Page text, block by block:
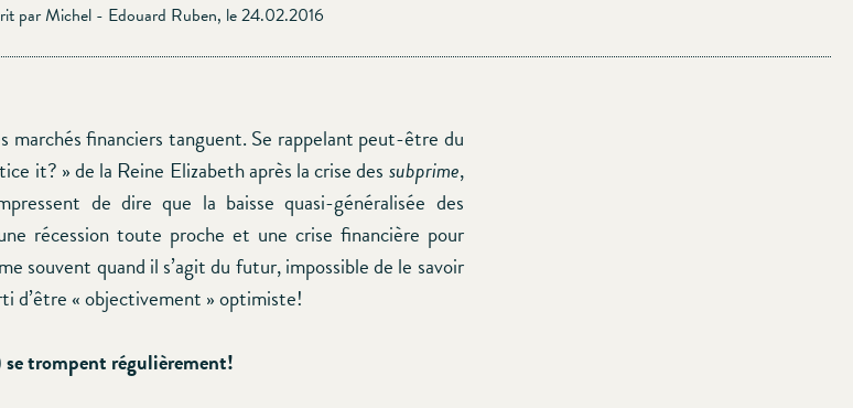
par Michel - Edouard Ruben, le 24.02.2016
marchés financiers tanguent. Se rappelant peut-être du
it? » de la Reine Elizabeth après la crise des subprime,
de dire que la baisse quasi-généralisée des
récession toute proche et une crise financière pour
souvent quand il s’agit du futur, impossible de le savoir
d’être « objectivement » optimiste!
trompent régulièrement!